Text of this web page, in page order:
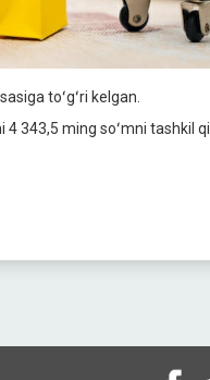
toʻgʻri kelgan.
343,5 ming soʻmni tashkil